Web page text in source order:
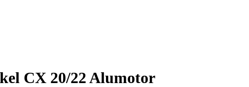
CX 20/22 Alumotor